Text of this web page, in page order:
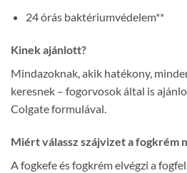
24 órás baktériumvédelem**
Kinek ajánlott?
Mindazoknak, akik hatékony,
keresnek – fogorvosok által is
Colgate formulával.
Miért válassz szájvizet a fogkrém
A fogkefe és fogkrém elvégzi a